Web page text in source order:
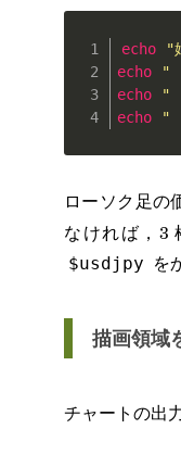
echo "
echo
"
echo
"
echo
"
ローソク足の
なければ，3
$usdjpy を
描画領域
チャートの出